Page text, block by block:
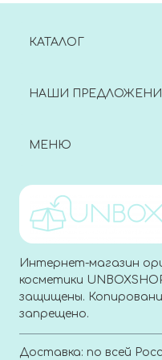
КАТАЛОГ
НАШИ
МЕНЮ
Интернет-магазин
косметики
защищены.
запрещено.
Доставка: по всей